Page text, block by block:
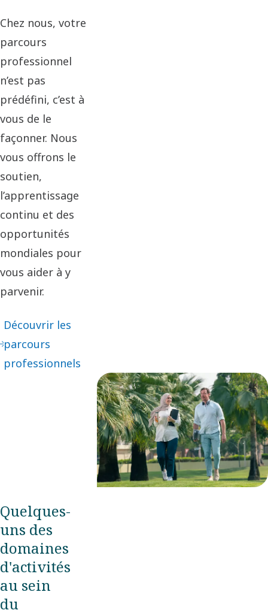
Chez nous, votre
parcours
professionnel
n’est pas
prédéfini, c’est à
vous de le
façonner. Nous
vous offrons le
soutien,
l’apprentissage
continu et des
opportunités
mondiales pour
vous aider à y
parvenir.
Découvrir les
parcours
professionnels
Quelques-
uns des
domaines
d'activités
au sein
du